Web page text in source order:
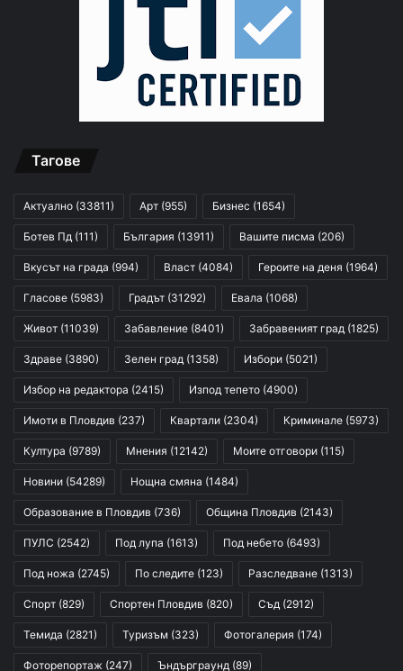
Тагове
Актуално (33811) Арт (955) Бизнес (1654)
Ботев Пд (111) България (13911) Вашите писма (206)
Вкусът на града (994) Власт (4084) Героите на деня (1964)
Гласове (5983) Градът (31292) Евала (1068)
Живот (11039) Забавление (8401) Забравеният град (1825)
Здраве (3890) Зелен град (1358) Избори (5021)
Избор на редактора (2415) Изпод тепето (4900)
Имоти в Пловдив (237) Квартали (2304) Криминале (5973)
Култура (9789) Мнения (12142) Моите отговори (115)
Новини (54289) Нощна смяна (1484)
Образование в Пловдив (736) Община Пловдив (2143)
ПУЛС (2542) Под лупа (1613) Под небето (6493)
Под ножа (2745) По следите (123) Разследване (1313)
Спорт (829) Спортен Пловдив (820) Съд (2912)
Темида (2821) Туризъм (323) Фотогалерия (174)
Фоторепортаж (247) Ъндърграунд (89)